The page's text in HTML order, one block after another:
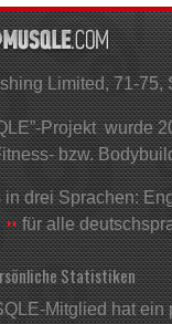
Limited, 71-75,
Projekt wurde
bzw.
in drei Sprachen:
für alle
Statistiken
Mitglied hat